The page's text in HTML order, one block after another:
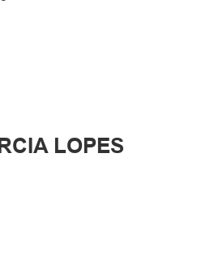
LOPES